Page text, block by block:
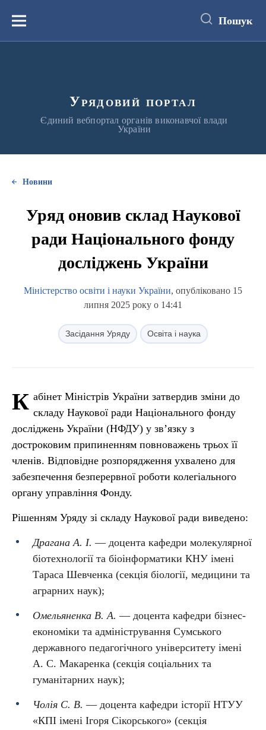
вмістуМеню Пошук
Урядовий портал
Єдиний вебпортал органів виконавчої влади
України
Новини
Уряд оновив склад Наукової
ради Національного фонду
досліджень України
Міністерство освіти і науки України, опубліковано 15
липня 2025 року о 14:41
Засідання Уряду Освіта і наука
К абінет Міністрів України затвердив зміни до
складу Наукової ради Національного фонду
досліджень України (НФДУ) у зв’язку з
достроковим припиненням повноважень трьох її
членів. Відповідне розпорядження ухвалено для
забезпечення безперервної роботи колегіального
органу управління Фонду.
Рішенням Уряду зі складу Наукової ради виведено:
Драгана А. І. — доцента кафедри молекулярної
біотехнології та біоінформатики КНУ імені
Тараса Шевченка (секція біології, медицини та
аграрних наук);
Омельяненка В. А. — доцента кафедри бізнес-
економіки та адміністрування Сумського
державного педагогічного університету імені
А. С. Макаренка (секція соціальних та
гуманітарних наук);
Чолія С. В. — доцента кафедри історії НТУУ
«КПІ імені Ігоря Сікорського» (секція